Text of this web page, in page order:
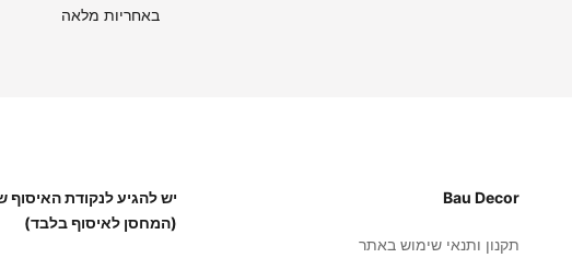
באחריות מלאה
Bau Decor
תקנון ותנאי שימוש באתר
(המחסן לאיסוף בלבד)